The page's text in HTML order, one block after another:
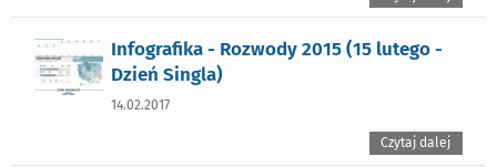
Infografika - Rozwody 2015 (15 lutego -
Dzień Singla)
14.02.2017
Czytaj dalej